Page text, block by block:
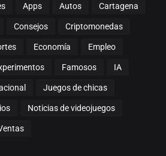
Apps Autos Cartagena
Consejos Criptomonedas
Economía Empleo
Famosos IA
Juegos de chicas
Noticias de videojuegos